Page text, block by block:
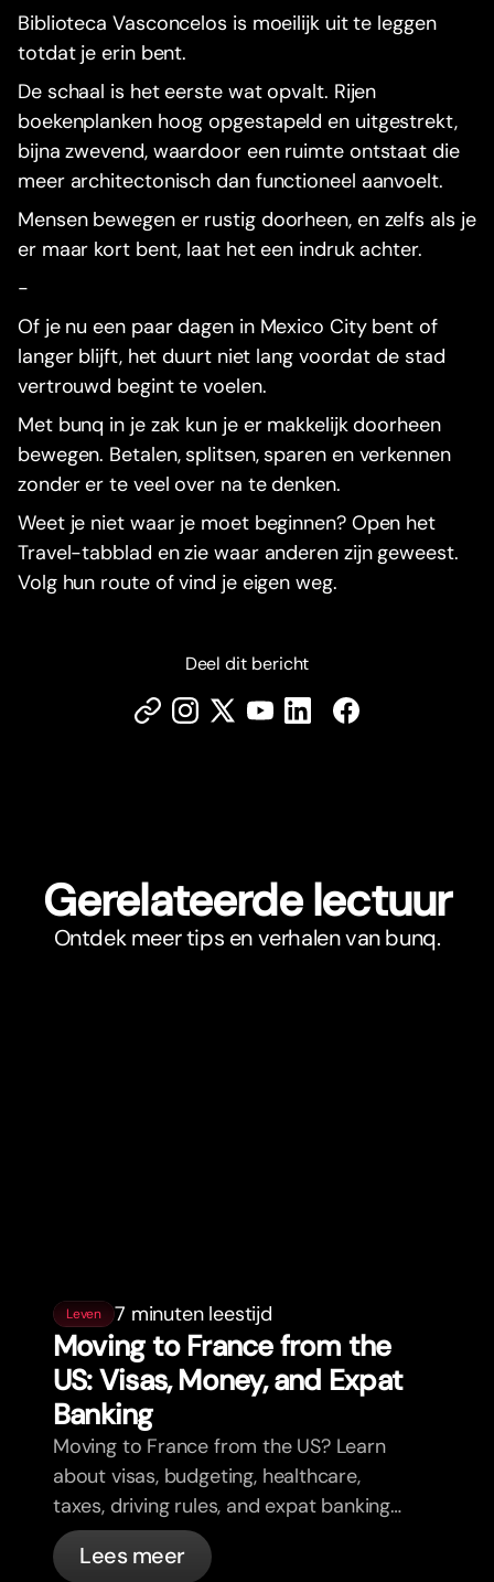
Biblioteca Vasconcelos is moeilijk uit te leggen
totdat je erin bent.
De schaal is het eerste wat opvalt. Rijen
boekenplanken hoog opgestapeld en uitgestrekt,
bijna zwevend, waardoor een ruimte ontstaat die
meer architectonisch dan functioneel aanvoelt.
Mensen bewegen er rustig doorheen, en zelfs als je
er maar kort bent, laat het een indruk achter.
-
Of je nu een paar dagen in Mexico City bent of
langer blijft, het duurt niet lang voordat de stad
vertrouwd begint te voelen.
Met bunq in je zak kun je er makkelijk doorheen
bewegen. Betalen, splitsen, sparen en verkennen
zonder er te veel over na te denken.
Weet je niet waar je moet beginnen? Open het
Travel-tabblad en zie waar anderen zijn geweest.
Volg hun route of vind je eigen weg.
Deel dit bericht
Gerelateerde lectuur
Ontdek meer tips en verhalen van bunq.
Leven 7 minuten leestijd
Moving to France from the
US: Visas, Money, and Expat
Banking
Moving to France from the US? Learn
about visas, budgeting, healthcare,
taxes, driving rules, and expat banking
in France with bunq.
Lees meer